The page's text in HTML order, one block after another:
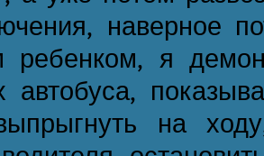
наверное
ребенком, я
автобуса,
на